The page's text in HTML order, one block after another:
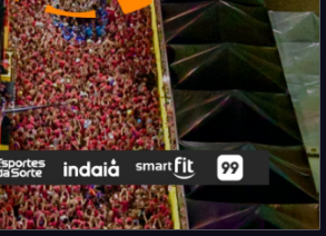
Marketing E Negócios
Música
News Tech